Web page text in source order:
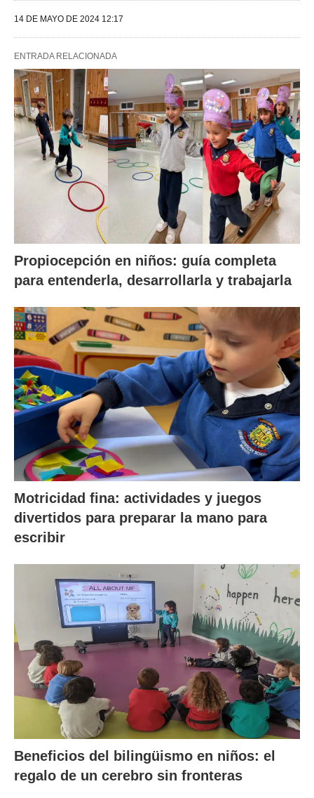
14 DE MAYO DE 2024 12:17
ENTRADA RELACIONADA
Propiocepción en niños: guía completa
para entenderla, desarrollarla y trabajarla
Motricidad fina: actividades y juegos
divertidos para preparar la mano para
escribir
Beneficios del bilingüismo en niños: el
regalo de un cerebro sin fronteras